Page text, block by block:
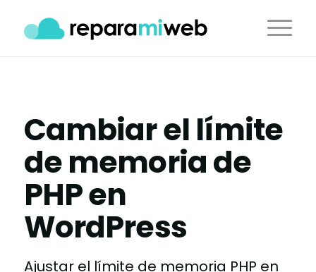
Cambiar el límite
de memoria de
PHP en
WordPress
Ajustar el límite de memoria PHP en